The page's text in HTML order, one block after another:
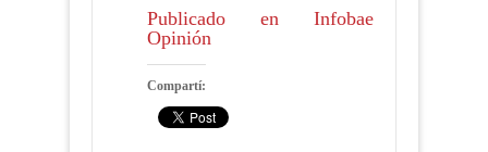
Publicado en Infobae
Opinión
Compartí: